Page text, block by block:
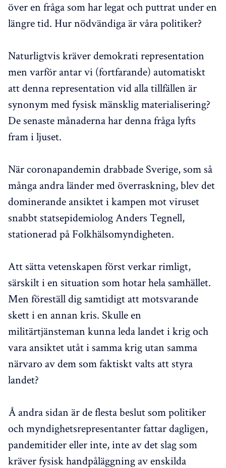
över en fråga som har legat och puttrat under en
längre tid. Hur nödvändiga är våra politiker?
Naturligtvis kräver demokrati representation
men varför antar vi (fortfarande) automatiskt
att denna representation vid alla tillfällen är
synonym med fysisk mänsklig materialisering?
De senaste månaderna har denna fråga lyfts
fram i ljuset.
När coronapandemin drabbade Sverige, som så
många andra länder med överraskning, blev det
dominerande ansiktet i kampen mot viruset
snabbt statsepidemiolog Anders Tegnell,
stationerad på Folkhälsomyndigheten.
Att sätta vetenskapen först verkar rimligt,
särskilt i en situation som hotar hela samhället.
Men föreställ dig samtidigt att motsvarande
skett i en annan kris. Skulle en
militärtjänsteman kunna leda landet i krig och
vara ansiktet utåt i samma krig utan samma
närvaro av dem som faktiskt valts att styra
landet?
Å andra sidan är de flesta beslut som politiker
och myndighetsrepresentanter fattar dagligen,
pandemitider eller inte, inte av det slag som
kräver fysisk handpåläggning av enskilda